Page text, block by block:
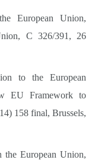
European Union,
C 326/391, 26
to the European
EU Framework to
158 final, Brussels,
the European Union,